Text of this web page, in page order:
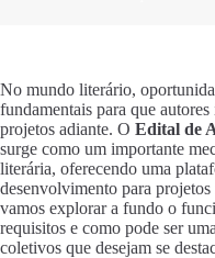
No mundo literário,
fundamentais para que
projetos adiante. O Edital de
surge como um importante
literária, oferecendo uma
desenvolvimento para
vamos explorar a fundo o
requisitos e como pode ser
coletivos que desejam se